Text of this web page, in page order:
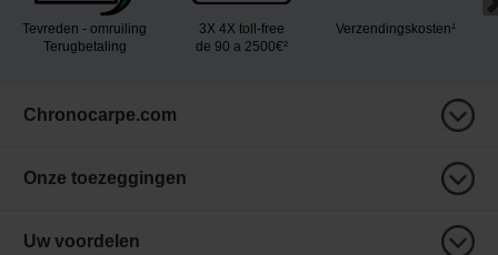
Tevreden - omruiling
Terugbetaling
3X 4X toll-free
de 90 a 2500€²
Verzendingskosten¹
Chronocarpe.com
Onze toezeggingen
Uw voordelen